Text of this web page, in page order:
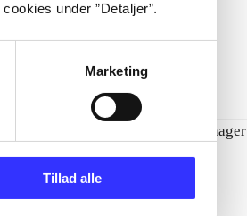
under ”Detaljer”.
Marketing
Tillad alle
Total club manager